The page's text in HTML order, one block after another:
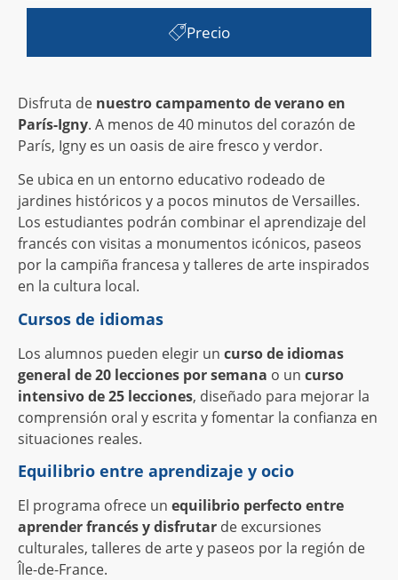
Precio
Disfruta de nuestro campamento de verano en
París-Igny. A menos de 40 minutos del corazón de
París, Igny es un oasis de aire fresco y verdor.
Se ubica en un entorno educativo rodeado de
jardines históricos y a pocos minutos de Versailles.
Los estudiantes podrán combinar el aprendizaje del
francés con visitas a monumentos icónicos, paseos
por la campiña francesa y talleres de arte inspirados
en la cultura local.
Cursos de idiomas
Los alumnos pueden elegir un curso de idiomas
general de 20 lecciones por semana o un curso
intensivo de 25 lecciones, diseñado para mejorar la
comprensión oral y escrita y fomentar la confianza en
situaciones reales.
Equilibrio entre aprendizaje y ocio
El programa ofrece un equilibrio perfecto entre
aprender francés y disfrutar de excursiones
culturales, talleres de arte y paseos por la región de
Île-de-France.